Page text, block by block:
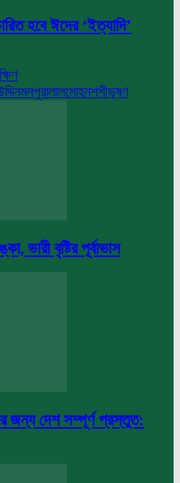
হবে ঈদের ‘ইত্যাদি’
মনপুরালালমোহনশশীভূষণ
ভারী বৃষ্টির পূর্বাভাস
জন্য দেশ সম্পূর্ণ প্রস্তুত: